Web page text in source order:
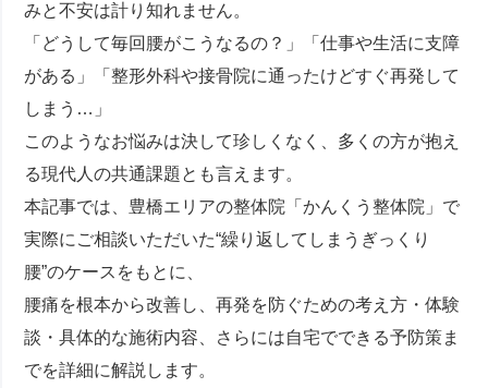
みと不安は計り知れません。
「どうして毎回腰がこうなるの？」「仕事や生活に支障
がある」「整形外科や接骨院に通ったけどすぐ再発して
しまう…」
このようなお悩みは決して珍しくなく、多くの方が抱え
る現代人の共通課題とも言えます。
本記事では、豊橋エリアの整体院「かんくう整体院」で
実際にご相談いただいた“繰り返してしまうぎっくり
腰”のケースをもとに、
腰痛を根本から改善し、再発を防ぐための考え方・体験
談・具体的な施術内容、さらには自宅でできる予防策ま
でを詳細に解説します。